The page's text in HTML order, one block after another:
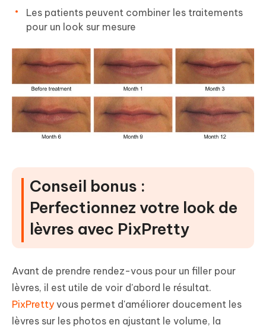
Les patients peuvent combiner les traitements
pour un look sur mesure
Conseil bonus :
Perfectionnez votre look de
lèvres avec PixPretty
Avant de prendre rendez-vous pour un filler pour
lèvres, il est utile de voir d'abord le résultat.
PixPretty vous permet d'améliorer doucement les
lèvres sur les photos en ajustant le volume, la